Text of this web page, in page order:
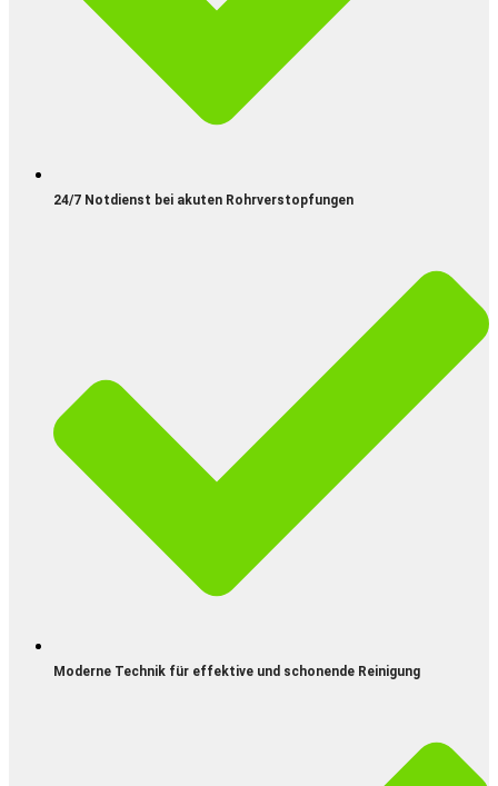
24/7 Notdienst bei akuten Rohrverstopfungen
Moderne Technik für effektive und schonende Reinigung